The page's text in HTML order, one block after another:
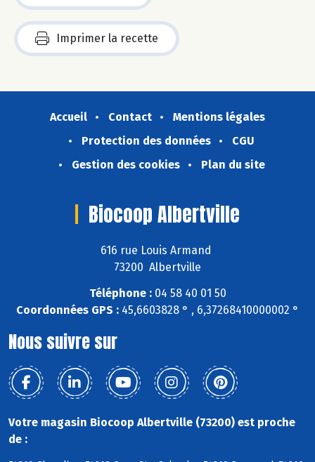
Imprimer la recette
Accueil Contact
Mentions légales
Protection des données
CGU
Gestion des cookies
Plan du site
Biocoop Albertville
616 rue Louis Armand
73200 Albertville
Téléphone :04 58 40 01 50
Coordonnées GPS : 45,6603828 ° , 6,37268410000002 °
Nous suivre sur
Votre magasin Biocoop Albertville (73200) est proche
de :